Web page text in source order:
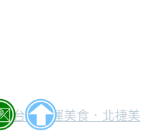
,台北捷運美食．北捷美